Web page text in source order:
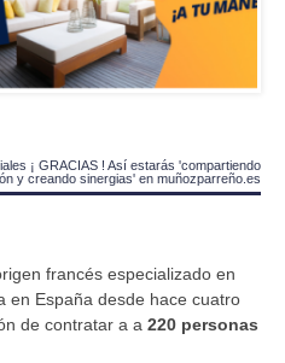
¡ GRACIAS ! Así estarás 'compartiendo
y creando sinergias' en muñozparreño.es
francés especializado en
en España desde hace cuatro
de contratar a a 220 personas